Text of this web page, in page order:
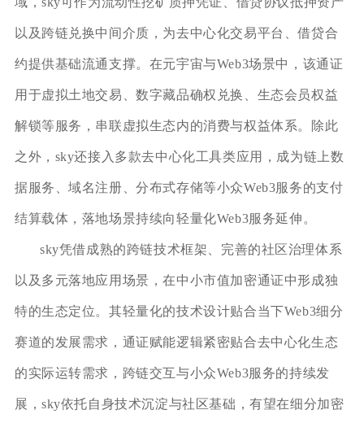
以及跨链兑换中间介质，为去中心化交易平台、借贷合
约提供基础流通支撑。在元宇宙与Web3场景中，该通证
用于虚拟土地交易、数字藏品确权兑换、生态会员权益
解锁等服务，串联虚拟生态内的消费与权益体系。除此
之外，sky还接入多款去中心化工具类应用，成为链上数
据服务、域名注册、分布式存储等小众Web3服务的支付
结算载体，落地场景持续向轻量化Web3服务延伸。
sky凭借成熟的跨链技术框架、完善的社区治理体系
以及多元落地应用场景，在中小市值加密通证中形成独
特的生态定位。其轻量化的技术设计贴合当下Web3细分
赛道的发展需求，通证赋能逻辑紧密贴合去中心化生态
的实际运转需求，跨链交互与小众Web3服务的持续发
展，sky依托自身技术沉淀与社区基础，有望在细分加密